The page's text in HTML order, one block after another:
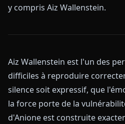
y compris Aiz Wallenstein.
Aiz Wallenstein est l'un des
difficiles à reproduire
silence soit expressif, que
la force porte de la
d'Anione est construite